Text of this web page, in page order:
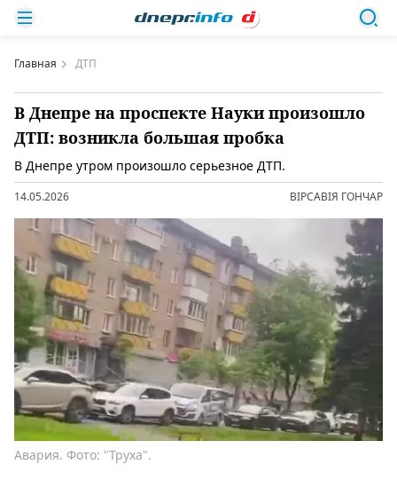
Главная ДТП
В Днепре на проспекте Науки произошло
ДТП: возникла большая пробка
В Днепре утром произошло серьезное ДТП.
14.05.2026 ВІРСАВІЯ ГОНЧАР
Авария. Фото: "Труха".